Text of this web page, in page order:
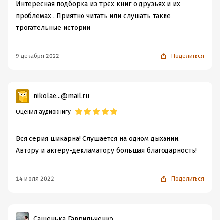
3. Мой персональный Бес, или Страсть без тормозов.
© & ℗ ООО «МедиаКнига», 2021
Подробная информация
Год издания:
Дата поступления:
Интересная подборка из трёх книг о друзьях и их
проблемах . Приятно читать или слушать такие
трогательные истории
9 декабря 2022 Поделиться
nikolae...@mail.ru
Оценил аудиокнигу
Вся серия шикарна! Слушается на одном дыхании.
Автору и актеру-декламатору большая благодарность!
14 июля 2022 Поделиться